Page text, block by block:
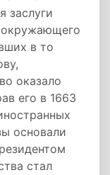
заслуги
окружающего
в то
оказало
его в 1663
основали
стал